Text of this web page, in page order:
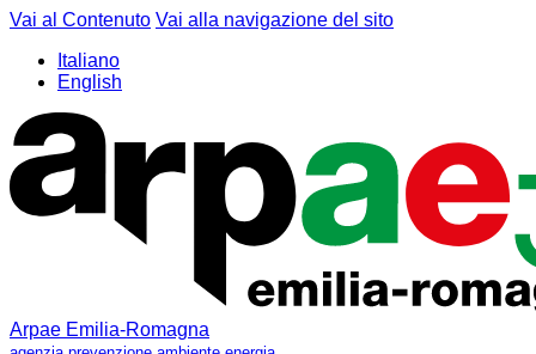
Vai al Contenuto Vai alla navigazione del sito
Italiano
English
Arpae Emilia-Romagna